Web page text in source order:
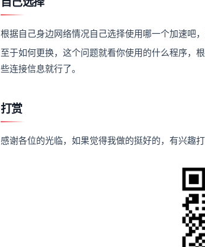
根据自己身边网络情况自己选择使用哪一个加速吧
至于如何更换，这个问题就看你使用的什么程序，
些连接信息就行了。
打赏
感谢各位的光临，如果觉得我做的挺好的，有兴趣